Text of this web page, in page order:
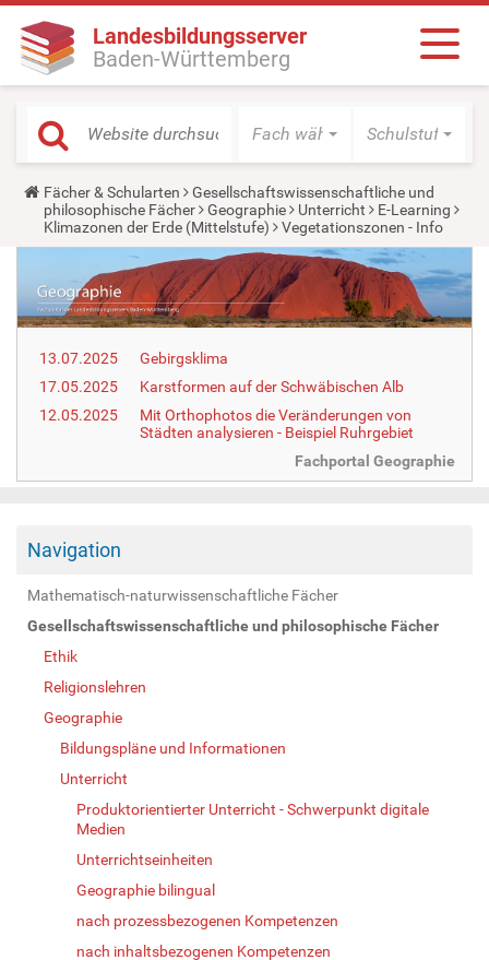
Landesbildungsserver
Baden-Württemberg
Fach wählen Schulstufe
Y
o
u
a
h
e
r
:
Fächer & Schularten
Gesellschaftswissenschaftliche und
philosophische Fächer
Geographie Unterricht
E-Learning
Klimazonen der Erde (Mittelstufe)
Vegetationszonen - Info
13.07.2025
Gebirgsklima
17.05.2025
Karstformen auf der Schwäbischen Alb
12.05.2025
Mit Orthophotos die Veränderungen von
Städten analysieren - Beispiel Ruhrgebiet
Fachportal Geographie
Navigation
Mathematisch-naturwissenschaftliche Fächer
Gesellschaftswissenschaftliche und philosophische Fächer
Ethik
Religionslehren
Geographie
Bildungspläne und Informationen
Unterricht
Produktorientierter Unterricht - Schwerpunkt digitale
Medien
Unterrichtseinheiten
Geographie bilingual
nach prozessbezogenen Kompetenzen
nach inhaltsbezogenen Kompetenzen